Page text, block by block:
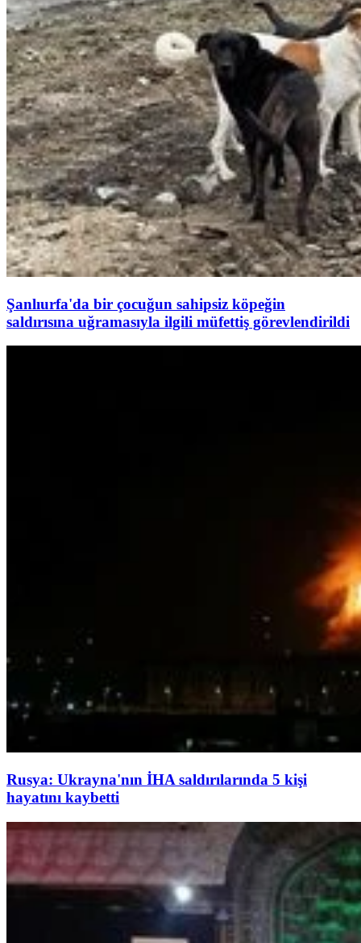
Şanlıurfa'da bir çocuğun sahipsiz köpeğin
saldırısına uğramasıyla ilgili müfettiş görevlendirildi
Rusya: Ukrayna'nın İHA saldırılarında 5 kişi
hayatını kaybetti